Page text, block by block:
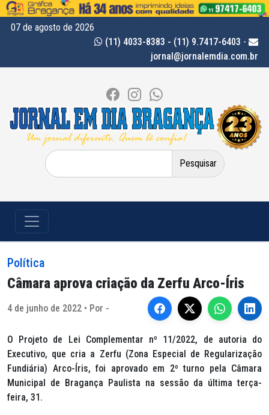
07 de agosto de 2026
(11) 4033-8383 - (11) 9.7417-6403 -
jornal@jornalemdia.com.br
Pesquisar
por:
Política
Câmara aprova criação da Zerfu Arco-Íris
4 de junho de 2022 • Por -
O Projeto de Lei Complementar nº 11/2022, de autoria do
Executivo, que cria a Zerfu (Zona Especial de Regularização
Fundiária) Arco-Íris, foi aprovado em 2º turno pela Câmara
Municipal de Bragança Paulista na sessão da última terça-
feira, 31.